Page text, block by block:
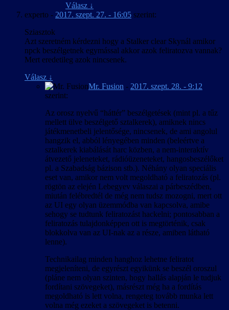
Válasz ↓
experto - 2017. szept. 27. - 16:05 szerint:
Sziasztok
Azt szeretném kérdezni hogy a Stalker clear Skynál amikor
npck beszélgetnek egymással akkor azok feliratozva vannak?
Mert eredetileg azok nincsenek.
Válasz ↓
Mr. Fusion - 2017. szept. 28. - 9:12
szerint:
Az orosz nyelvű “háttér” beszélgetések (mint pl. a tűz
mellett ülve beszélgető sztalkerek), amiknek nincs
játékmenetbeli jelentősége, nincsenek, de ami angolul
hangzik el, abból lényegében minden (beleértve a
sztalkerek kiabálását harc közben, a nem-interaktív
átvezető jeleneteket, rádióüzeneteket, hangosbeszélőket
pl. a Szabadság bázison stb.). Néhány olyan speciális
eset van, amikor nem volt megoldható a feliratozás (pl.
rögtön az elején Lebegyev válaszai a párbeszédben,
miután felébredtél de még nem tudsz mozogni, mert ott
az UI egy olyan üzemmódba van kapcsolva, amibe
sehogy se tudtunk feliratozást hackelni; pontosabban a
feliratozás tulajdonképpen ott is megtörténik, csak
blokkolva van az UI-nak az a része, amiben látható
lenne).
Technikailag minden hanghoz lehetne feliratot
megjeleníteni, de egyrészt egyikünk se beszél oroszul
(pláne nem olyan szinten, hogy hallás alapján le tudjuk
fordítani szövegeket), másrészt még ha a fordítás
megoldható is lett volna, rengeteg tovább munka lett
volna még ezeket a szövegeket is betenni.